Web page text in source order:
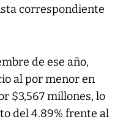
correspondiente
de ese año,
al por menor en
$3,567 millones, lo
del 4.89% frente al